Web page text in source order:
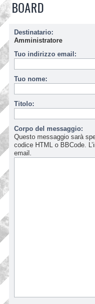
BOARD
Destinatario:
Amministratore
Tuo indirizzo email:
Tuo nome:
Titolo:
Corpo del messaggio:
Questo messaggio sarà
codice HTML o BBCode.
email.